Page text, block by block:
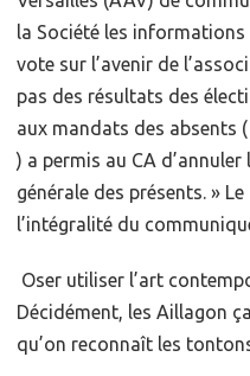
la Société les
vote sur l’avenir de
pas des résultats des
aux mandats des absents
) a permis au CA
générale des présents. »
l’intégralité du
Oser utiliser l’art
Décidément, les Aillagon
qu’on reconnaît les